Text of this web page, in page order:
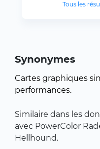
Tous les
Synonymes
Cartes graphiques
performances.
Similaire dans les
avec PowerColor
Hellhound.